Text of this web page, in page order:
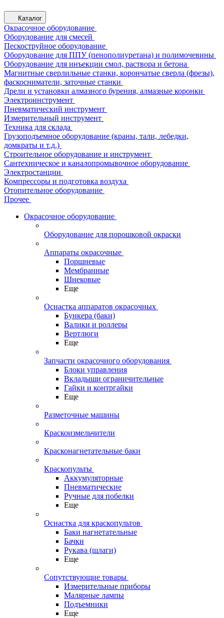
Каталог
Окрасочное оборудование
Оборудование для смесей
Пескоструйное оборудование
Оборудование для ППУ (пенополиуретана) и полимочевины
Оборудование для инъекции смол, раствора и бетона
Магнитные сверлильные станки, корончатые сверла (фрезы),
фаскосниматели, заточные станки
Дрели и установки алмазного бурения, алмазные коронки
Электроинструмент
Пневматический инструмент
Измерительный инструмент
Техника для склада
Грузоподъемное оборудование (краны, тали, лебедки,
домкраты и т.д.)
Строительное оборудование и инструмент
Сантехническое и каналопромывочное оборудование
Электростанции
Компрессоры и подготовка воздуха
Отопительное оборудование
Прочее
Окрасочное оборудование
Оборудование для порошковой окраски
Аппараты окрасочные
Поршневые
Мембранные
Шнековые
Еще
Оснастка аппаратов окрасочных
Бункера (баки)
Валики и роллеры
Вертлюги
Еще
Запчасти окрасочного оборудования
Блоки управления
Вкладыши ограничительные
Гайки и контргайки
Еще
Разметочные машины
Краскоизмельчители
Красконагнетательные баки
Краскопульты
Аккумуляторные
Пневматические
Ручные для побелки
Еще
Оснастка для краскопультов
Баки нагнетательные
Бачки
Рукава (шлаги)
Еще
Сопутствующие товары
Измерительные приборы
Малярные лампы
Подъемники
Еще